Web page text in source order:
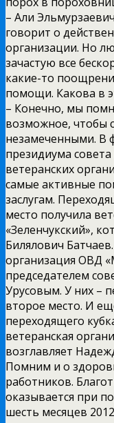
– Али
говорит о
организации. Но
зачастую все
какие-то
помощи. Какова в
– Конечно, мы
возможное, чтобы
незамеченными. В
президиума
ветеранских
самые активные
заслугам.
место получила
«Зеленчукский»,
Билялович
организация ОВД
председателем
Урусовым. У них –
второе место. И
переходящего
ветеранская
возглавляет
Помним и о
работников.
оказывается при
шесть месяцев